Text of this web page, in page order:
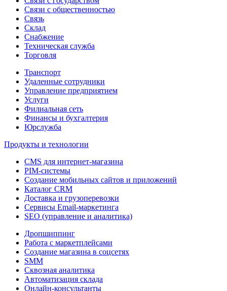
Связи с общественностью
Связь
Склад
Снабжение
Техническая служба
Торговля
Транспорт
Удаленные сотрудники
Управление предприятием
Услуги
Филиальная сеть
Финансы и бухгалтерия
Юрслужба
Продукты и технологии
CMS для интернет-магазина
PIM-системы
Создание мобильных сайтов и приложений
Каталог CRM
Доставка и грузоперевозки
Сервисы Email-маркетинга
SEO (управление и аналитика)
Дропшиппинг
Работа с маркетплейсами
Создание магазина в соцсетях
SMM
Сквозная аналитика
Автоматизация склада
Онлайн-консультанты